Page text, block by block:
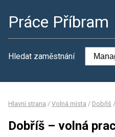
Práce Příbram
Hledat zaměstnání
Hlavní strana / Volná místa / Dobříš /
Dobříš – volná